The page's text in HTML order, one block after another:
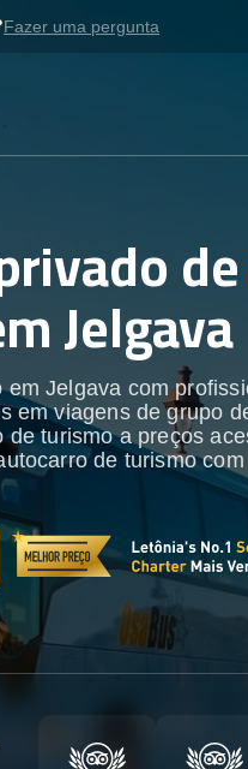
Fazer uma pergunta
de
Jelgava
Jelgava com
em viagens de grupo
de turismo a preços
de turismo